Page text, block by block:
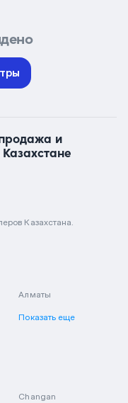
и
Казахстана.
Алматы
Показать еще
Changan